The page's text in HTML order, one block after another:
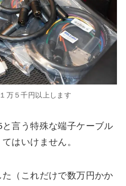
万５千円以上します
言う特殊な端子ケーブル
はいけません。
（これだけで数万円かか